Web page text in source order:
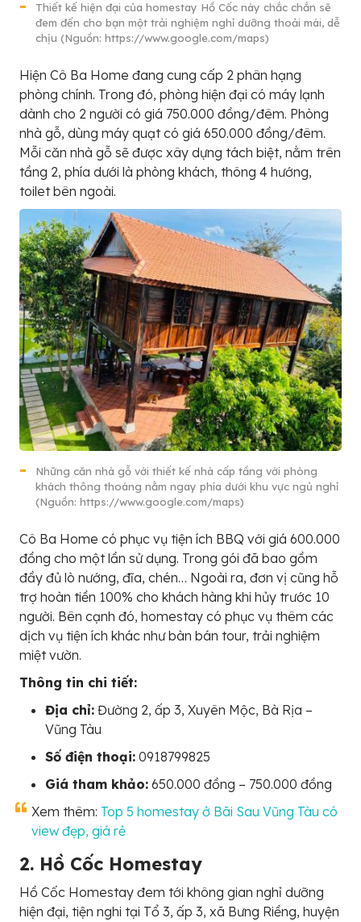
Thiết kế hiện đại của homestay Hồ Cốc này chắc chắn sẽ
đem đến cho bạn một trải nghiệm nghỉ dưỡng thoải mái, dễ
chịu (Nguồn: https://www.google.com/maps)
Hiện Cô Ba Home đang cung cấp 2 phân hạng
phòng chính. Trong đó, phòng hiện đại có máy lạnh
dành cho 2 người có giá 750.000 đồng/đêm. Phòng
nhà gỗ, dùng máy quạt có giá 650.000 đồng/đêm.
Mỗi căn nhà gỗ sẽ được xây dựng tách biệt, nằm trên
tầng 2, phía dưới là phòng khách, thông 4 hướng,
toilet bên ngoài.
Những căn nhà gỗ với thiết kế nhà cấp tầng với phòng
khách thông thoáng nằm ngay phía dưới khu vực ngủ nghỉ
(Nguồn: https://www.google.com/maps)
Cô Ba Home có phục vụ tiện ích BBQ với giá 600.000
đồng cho một lần sử dụng. Trong gói đã bao gồm
đầy đủ lò nướng, đĩa, chén… Ngoài ra, đơn vị cũng hỗ
trợ hoàn tiền 100% cho khách hàng khi hủy trước 10
người. Bên cạnh đó, homestay có phục vụ thêm các
dịch vụ tiện ích khác như bàn bán tour, trải nghiệm
miệt vườn.
Thông tin chi tiết:
Địa chỉ: Đường 2, ấp 3, Xuyên Mộc, Bà Rịa –
Vũng Tàu
Số điện thoại: 0918799825
Giá tham khảo: 650.000 đồng – 750.000 đồng
Xem thêm: Top 5 homestay ở Bãi Sau Vũng Tàu có
view đẹp, giá rẻ
2. Hồ Cốc Homestay
Hồ Cốc Homestay đem tới không gian nghỉ dưỡng
hiện đại, tiện nghi tại Tổ 3, ấp 3, xã Bưng Riềng, huyện